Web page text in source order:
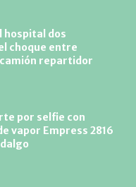
hospital dos
choque entre
repartidor
por selfie con
vapor Empress 2816